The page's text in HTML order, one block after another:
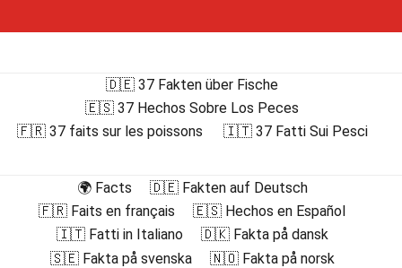
🇩🇪 37 Fakten über Fische
🇪🇸 37 Hechos Sobre Los Peces
🇫🇷 37 faits sur les poissons
🇮🇹 37 Fatti Sui Pesci
🌍 Facts
🇩🇪 Fakten auf Deutsch
🇫🇷 Faits en français
🇪🇸 Hechos en Español
🇮🇹 Fatti in Italiano
🇩🇰 Fakta på dansk
🇸🇪 Fakta på svenska
🇳🇴 Fakta på norsk